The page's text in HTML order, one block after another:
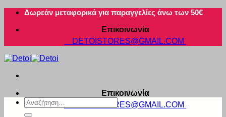
Μετάβαση
περιεχόμενο
Δωρεάν μεταφορικά για παραγγελίες άνω των 50€
Επικοινωνία
DETOISTORES@GMAIL.COM
Επικοινωνία
DETOISTORES@GMAIL.COM
Αναζήτηση
για: